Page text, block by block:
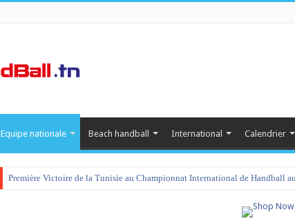
Equipe nationale Beach handball International Calendrier
Première Victoire de la Tunisie au Championnat International de Handball